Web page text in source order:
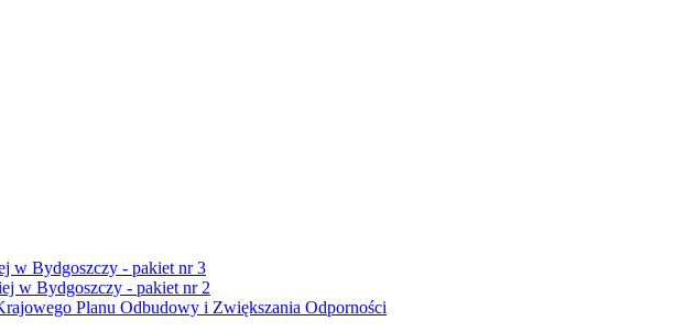
w Bydgoszczy - pakiet nr 3
w Bydgoszczy - pakiet nr 2
Planu Odbudowy i Zwiększania Odporności